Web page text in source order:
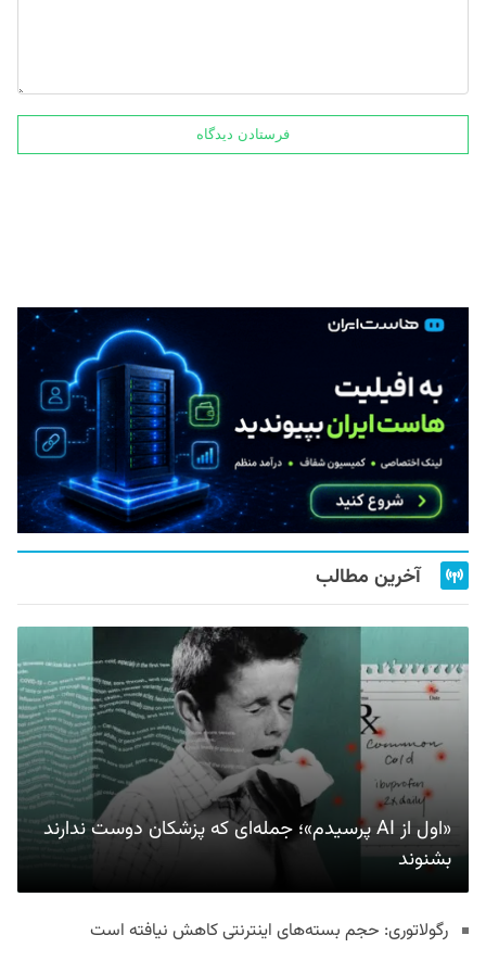
آخرین مطالب
«اول از AI پرسیدم»؛ جمله‌ای که پزشکان دوست ندارند
بشنوند
رگولاتوری: حجم بسته‌های اینترنتی کاهش نیافته است